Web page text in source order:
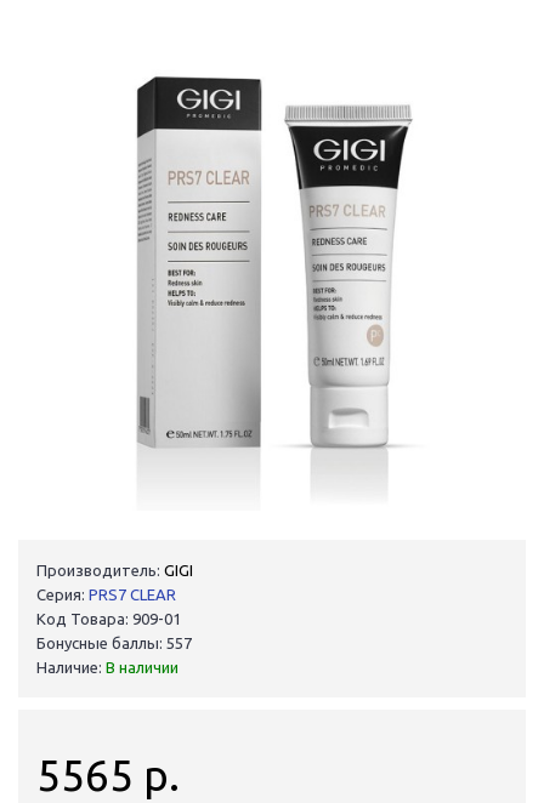
Производитель: GIGI
Серия: PRS7 CLEAR
Код Товара: 909-01
Бонусные баллы: 557
Наличие: В наличии
5565 р.